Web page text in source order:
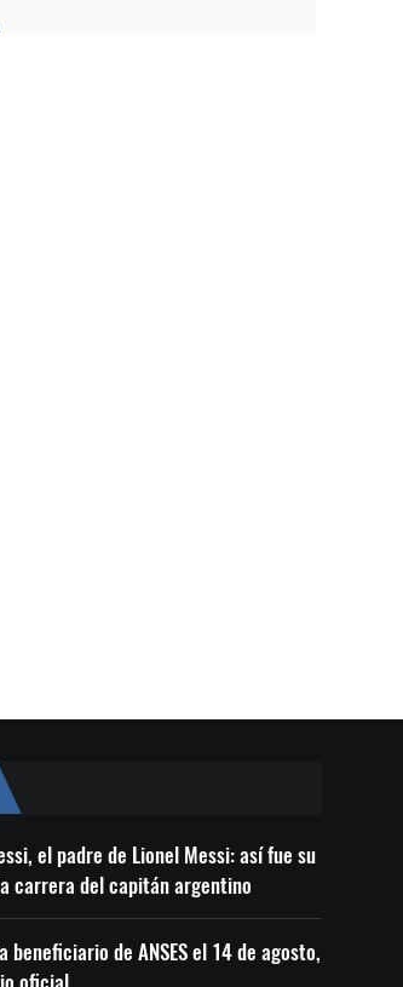
el padre de Lionel Messi: así fue su
carrera del capitán argentino
beneficiario de ANSES el 14 de agosto,